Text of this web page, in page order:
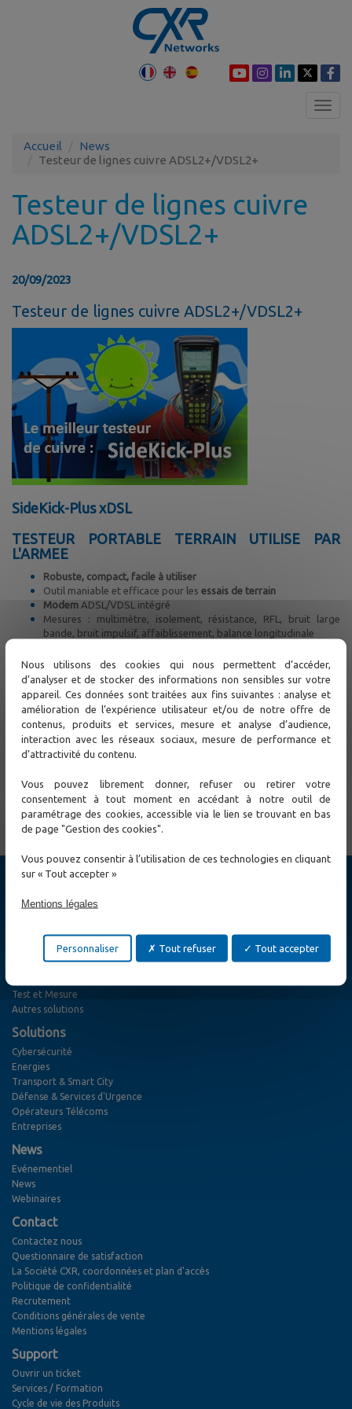
Accueil
News
Testeur de lignes cuivre ADSL2+/VDSL2+
Testeur de lignes cuivre
ADSL2+/VDSL2+
20/09/2023
Testeur de lignes cuivre ADSL2+/VDSL2+
SideKick-Plus xDSL
TESTEUR PORTABLE TERRAIN UTILISE PAR
L'ARMEE
Robuste, compact, facile à utiliser
Outil maniable et efficace pour les essais de terrain
Modem ADSL/VDSL intégré
Mesures : multimètre, isolement, résistance, RFL, bruit large
bande, bruit impulsif, affaiblissement, balance longitudinale
Localisateur de défauts (TDR)
Équipés des dernières fonctionnalités en matière de
recherche de défaut cuivre, le SideKick-Plus est idéal pour les
techniciens intervenant sur les lignes ADSL2+ et
VDSL2+Équipé d'un système de gestion
← Précédent Suivant →
Cybersécurité
Extension Ethernet
Réseaux MPLS-TP / TDM / SDH / PDH
Accès optique
Test et Mesure
Autres solutions
Solutions
Cybersécurité
Energies
Transport & Smart City
Défense & Services d'Urgence
Opérateurs Télécoms
Entreprises
News
Evénementiel
News
Webinaires
Contact
Contactez nous
Questionnaire de satisfaction
La Société CXR, coordonnées et plan d'accès
Politique de confidentialité
Recrutement
Conditions générales de vente
Mentions légales
Support
Ouvrir un ticket
Services / Formation
Cycle de vie des Produits
Nous utilisons des cookies qui nous permettent d’accéder,
d’analyser et de stocker des informations non sensibles sur votre
appareil. Ces données sont traitées aux fins suivantes : analyse et
amélioration de l’expérience utilisateur et/ou de notre offre de
contenus, produits et services, mesure et analyse d’audience,
interaction avec les réseaux sociaux, mesure de performance et
d’attractivité du contenu.
Vous pouvez librement donner, refuser ou retirer votre
consentement à tout moment en accédant à notre outil de
paramétrage des cookies, accessible via le lien se trouvant en bas
de page "Gestion des cookies".
Vous pouvez consentir à l’utilisation de ces technologies en cliquant
sur « Tout accepter »
Mentions légales
Tout accepter
Tout refuser
Personnaliser